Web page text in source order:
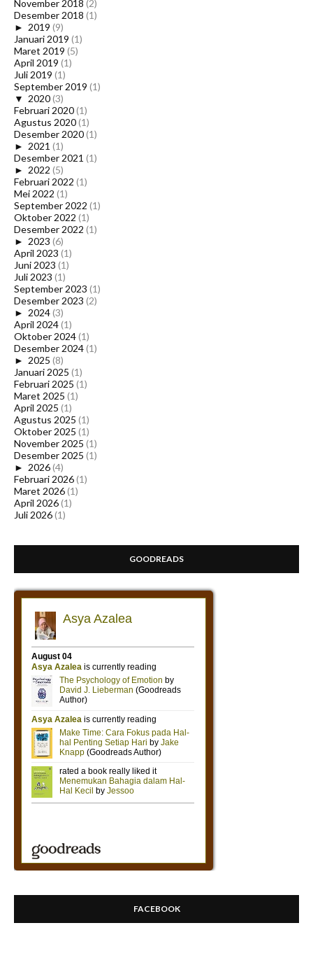
November 2018 (2)
Desember 2018 (1)
► 2019 (9)
Januari 2019 (1)
Maret 2019 (5)
April 2019 (1)
Juli 2019 (1)
September 2019 (1)
▼ 2020(3)
Februari 2020(1)
Agustus 2020(1)
Desember 2020(1)
► 2021 (1)
Desember 2021 (1)
► 2022 (5)
Februari 2022 (1)
Mei 2022 (1)
September 2022 (1)
Oktober 2022 (1)
Desember 2022 (1)
► 2023 (6)
April 2023 (1)
Juni 2023 (1)
Juli 2023 (1)
September 2023 (1)
Desember 2023 (2)
► 2024(3)
April 2024(1)
Oktober 2024(1)
Desember 2024(1)
► 2025 (8)
Januari 2025 (1)
Februari 2025 (1)
Maret 2025 (1)
April 2025 (1)
Agustus 2025 (1)
Oktober 2025 (1)
November 2025 (1)
Desember 2025 (1)
► 2026(4)
Februari 2026(1)
Maret 2026(1)
April 2026(1)
Juli 2026(1)
GOODREADS
FACEBOOK